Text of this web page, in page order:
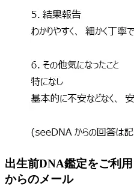
出生前DNA鑑定をご利
からのメール